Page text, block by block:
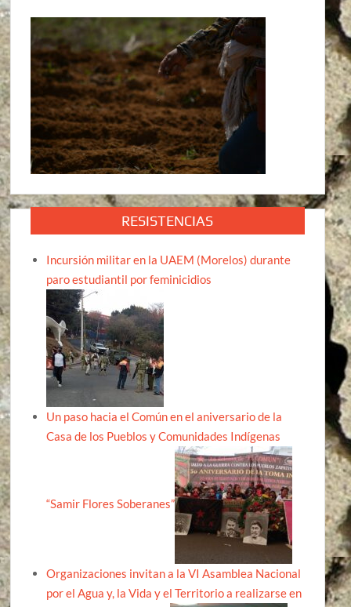
RESISTENCIAS
Incursión militar en la UAEM (Morelos) durante
paro estudiantil por feminicidios
Un paso hacia el Común en el aniversario de la
Casa de los Pueblos y Comunidades Indígenas
“Samir Flores Soberanes”
Organizaciones invitan a la VI Asamblea Nacional
por el Agua y, la Vida y el Territorio a realizarse en